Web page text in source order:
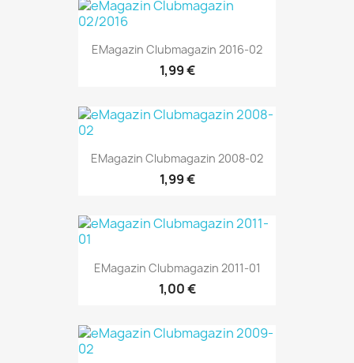
EMagazin Clubmagazin 2016-02
1,99 €
EMagazin Clubmagazin 2008-02
1,99 €
EMagazin Clubmagazin 2011-01
1,00 €